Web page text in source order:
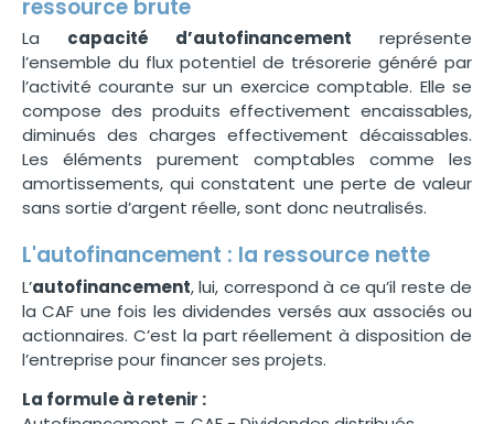
ressource brute
La capacité d’autofinancement représente
l’ensemble du flux potentiel de trésorerie généré par
l’activité courante sur un exercice comptable. Elle se
compose des produits effectivement encaissables,
diminués des charges effectivement décaissables.
Les éléments purement comptables comme les
amortissements, qui constatent une perte de valeur
sans sortie d’argent réelle, sont donc neutralisés.
L'autofinancement : la ressource nette
L’autofinancement, lui, correspond à ce qu’il reste de
la CAF une fois les dividendes versés aux associés ou
actionnaires. C’est la part réellement à disposition de
l’entreprise pour financer ses projets.
La formule à retenir :